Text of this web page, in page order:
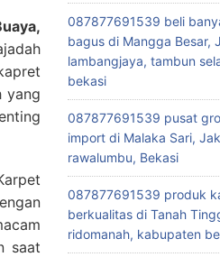
yang
saat
087877691539 beli
bagus di Mangga Besar,
lambangjaya, tambun
bekasi
087877691539 pusat
import di Malaka Sari,
rawalumbu, Bekasi
087877691539 produk
berkualitas di Tanah
ridomanah, kabupaten